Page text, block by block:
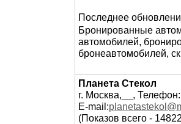
Последнее
Бронированные
автомобилей,
бронеавтомобилей,
Планета Стекол
г. Москва,__,
E-mail:
(Показов всего -